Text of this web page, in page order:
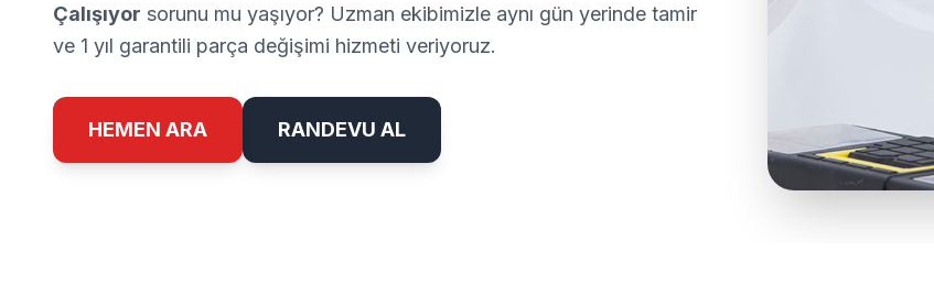
HEMEN ARA RANDEVU AL
Çalışıyor sorunu mu yaşıyor? Uzman ekibimizle aynı gün yerinde tamir
ve 1 yıl garantili parça değişimi hizmeti veriyoruz.